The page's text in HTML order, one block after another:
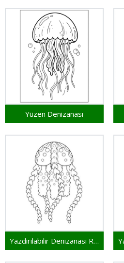
Yüzen Denizanası
Yazdırılabilir Denizanası Resim